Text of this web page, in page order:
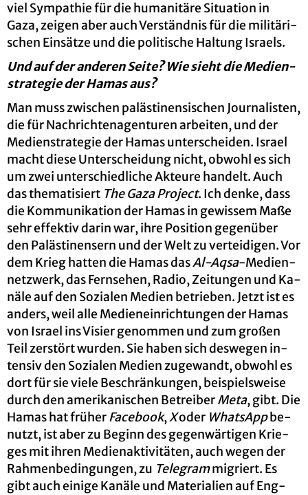
viel Sym­pa­thie für die hu­ma­ni­tä­re Si­tua­ti­on in
Gaza, zei­gen aber auch Ver­ständ­nis für die mi­li­tä­ri­
schen Ein­sät­ze und die po­li­ti­sche Hal­tung Is­ra­els.
Und auf der an­de­ren Seite? Wie sieht die Me­di­en­
st­ra­te­gie der Hamas aus?
Man muss zwi­schen pa­läs­ti­nen­si­schen Jour­na­lis­ten,
die für Nach­rich­ten­agen­tu­ren ar­bei­ten, und der
Me­di­en­st­ra­te­gie der Hamas un­ter­schei­den. Is­ra­el
macht diese Un­ter­schei­dung nicht, ob­wohl es sich
um zwei un­ter­schied­li­che Ak­teu­re han­delt. Auch
das the­ma­ti­siert The Gaza Pro­ject. Ich denke, dass
die Kom­mu­ni­ka­ti­on der Hamas in ge­wis­sem Maße
sehr ef­fek­tiv darin war, ihre Po­si­ti­on ge­gen­über
den Pa­läs­ti­nen­sern und der Welt zu ver­tei­di­gen. Vor
dem Krieg hat­ten die Hamas dasAl-Aqsa-Me­di­en­
netz­werk, das Fern­se­hen, Radio, Zei­tun­gen und Ka­
nä­le auf den So­zia­len Me­di­en be­trie­ben. Jetzt ist es
an­ders, weil alle Me­di­en­ein­rich­tun­gen der Hamas
von Is­ra­el ins Vi­sier ge­nom­men und zum gro­ßen
Teil zer­stört wur­den. Sie haben sich des­we­gen in­
ten­siv den So­zia­len Me­di­en zu­ge­wandt, ob­wohl es
dort für sie viele Be­schrän­kun­gen, bei­spiels­wei­se
durch den ame­ri­ka­ni­schen Be­trei­berMeta, gibt. Die
Hamas hat frü­herFace­book,Xoder Whats­Appbe­
nutzt, ist aber zu Be­ginn des ge­gen­wär­ti­gen Krie­
ges mit ihren Me­di­en­ak­ti­vi­tä­ten, auch wegen der
Rah­men­be­din­gun­gen, zu Te­le­grammi­griert. Es
gibt auch ei­ni­ge Ka­nä­le und Ma­te­ria­li­en auf Eng­